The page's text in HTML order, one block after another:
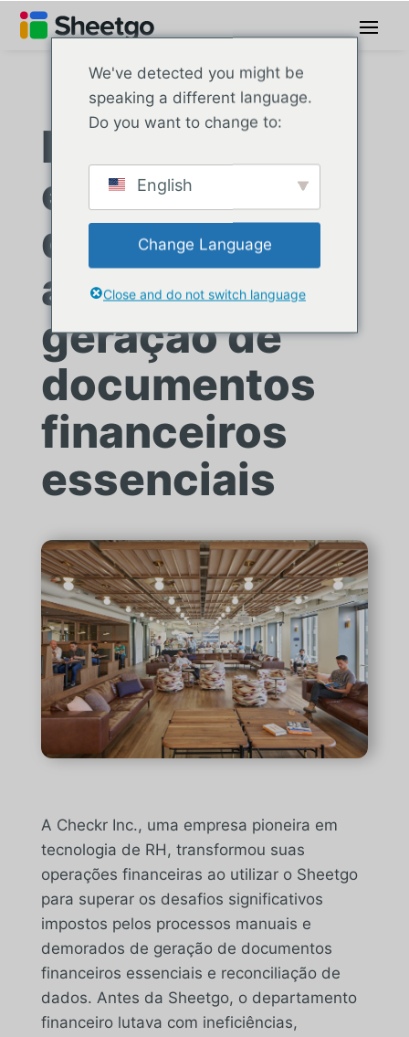
Empresa líder
em tecnologia
de RH
automatiza a
geração de
documentos
financeiros
essenciais
A Checkr Inc., uma empresa pioneira em
tecnologia de RH, transformou suas
operações financeiras ao utilizar o Sheetgo
para superar os desafios significativos
impostos pelos processos manuais e
demorados de geração de documentos
financeiros essenciais e reconciliação de
dados. Antes da Sheetgo, o departamento
financeiro lutava com ineficiências,
We've detected you might be
speaking a different language.
Do you want to change to:
English
Change Language
Close and do not switch language